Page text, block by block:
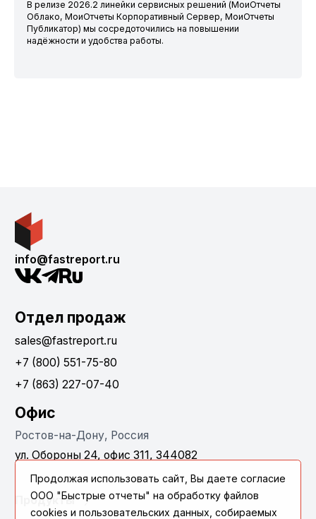
В релизе 2026.2 линейки сервисных решений (МоиОтчеты
Облако, МоиОтчеты Корпоративный Сервер, МоиОтчеты
Публикатор) мы сосредоточились на повышении
надёжности и удобства работы.
info@fastreport.ru
Отдел продаж
sales@fastreport.ru
+7 (800) 551-75-80
+7 (863) 227-07-40
Офис
Ростов-на-Дону, Россия
ул. Обороны 24, офис 311, 344082
Продукты
Продолжая использовать сайт, Вы даете согласие
ООО "Быстрые отчеты" на обработку файлов
cookies и пользовательских данных, собираемых